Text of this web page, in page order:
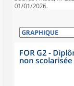
01/01/2026.
FOR G2 -
non